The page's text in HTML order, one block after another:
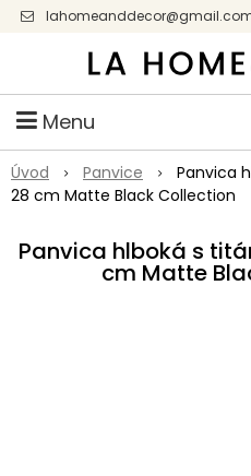
Menu
Úvod Panvice
Panvica
28 cm Matte Black Collection
Panvica hlboká s
cm Matte